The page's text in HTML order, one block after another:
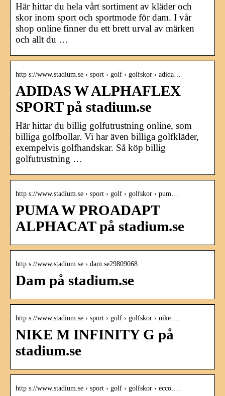
Här hittar du hela vårt sortiment av kläder och
skor inom sport och sportmode för dam. I vår
shop online finner du ett brett urval av märken
och allt du …
http s://www.stadium.se › sport › golf › golfskor › adida…
ADIDAS W ALPHAFLEX
SPORT på stadium.se
Här hittar du billig golfutrustning online, som
billiga golfbollar. Vi har även billiga golfkläder,
exempelvis golfhandskar. Så köp billig
golfutrustning …
http s://www.stadium.se › sport › golf › golfskor › pum…
PUMA W PROADAPT
ALPHACAT på stadium.se
http s://www.stadium.se › dam.se29809068
Dam på stadium.se
http s://www.stadium.se › sport › golf › golfskor › nike….
NIKE M INFINITY G på
stadium.se
http s://www.stadium.se › sport › golf › golfskor › ecco….